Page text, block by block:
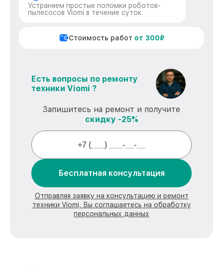
Устраняем простые поломки роботов-
пылесосов Viomi в течение суток.
Стоимость работ от 300₽
Есть вопросы по ремонту
техники Viomi ?
Запишитесь на ремонт и получите
скидку -25%
Бесплатная консультация
Отправляя заявку на консультацию и ремонт
техники Viomi, Вы соглашаетесь на обработку
персональных данных